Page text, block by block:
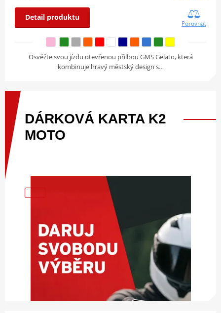
Detail produktu
Porovnat
Osvěžte svou jízdu otevřenou přilbou GMS Gelato, která
kombinuje hravý městský design s…
DÁRKOVÁ KARTA K2
MOTO